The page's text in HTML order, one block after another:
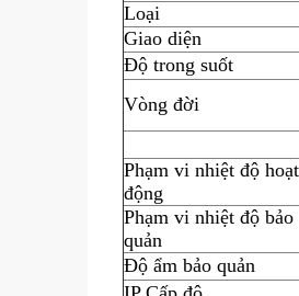
Loại
Giao diện
Độ trong suốt
Vòng đời
Phạm vi nhiệt độ hoạt
động
Phạm vi nhiệt độ bảo
quản
Độ ẩm bảo quản